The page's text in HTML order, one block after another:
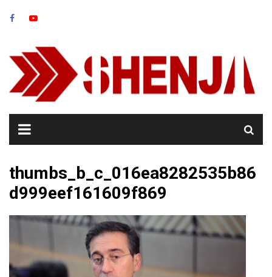
thumbs_b_c_016ea8282535b86
d999eef161609f869